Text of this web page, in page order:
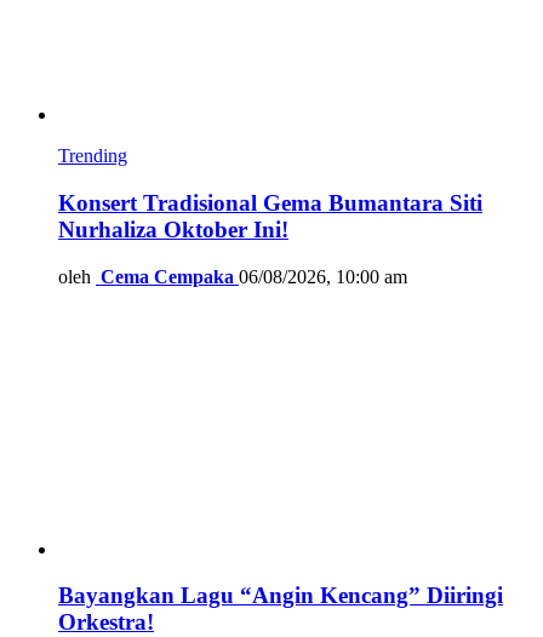
Trending
Konsert Tradisional Gema Bumantara Siti
Nurhaliza Oktober Ini!
oleh Cema Cempaka 06/08/2026, 10:00 am
Bayangkan Lagu “Angin Kencang” Diiringi
Orkestra!